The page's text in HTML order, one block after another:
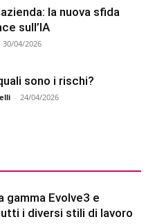
la nuova sfida
sull’IA
30/04/2026
sono i rischi?
- 24/04/2026
gamma Evolve3 e
i diversi stili di lavoro